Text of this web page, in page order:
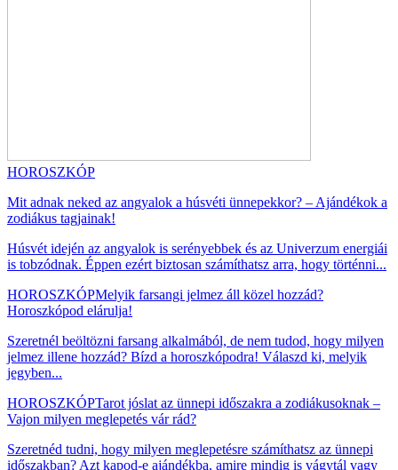
HOROSZKÓP
Mit adnak neked az angyalok a húsvéti ünnepekkor? – Ajándékok a
zodiákus tagjainak!
Húsvét idején az angyalok is serényebbek és az Univerzum energiái
is tobzódnak. Éppen ezért biztosan számíthatsz arra, hogy történni...
HOROSZKÓPMelyik farsangi jelmez áll közel hozzád?
Horoszkópod elárulja!
Szeretnél beöltözni farsang alkalmából, de nem tudod, hogy milyen
jelmez illene hozzád? Bízd a horoszkópodra! Válaszd ki, melyik
jegyben...
HOROSZKÓPTarot jóslat az ünnepi időszakra a zodiákusoknak –
Vajon milyen meglepetés vár rád?
Szeretnéd tudni, hogy milyen meglepetésre számíthatsz az ünnepi
időszakban? Azt kapod-e ajándékba, amire mindig is vágytál vagy